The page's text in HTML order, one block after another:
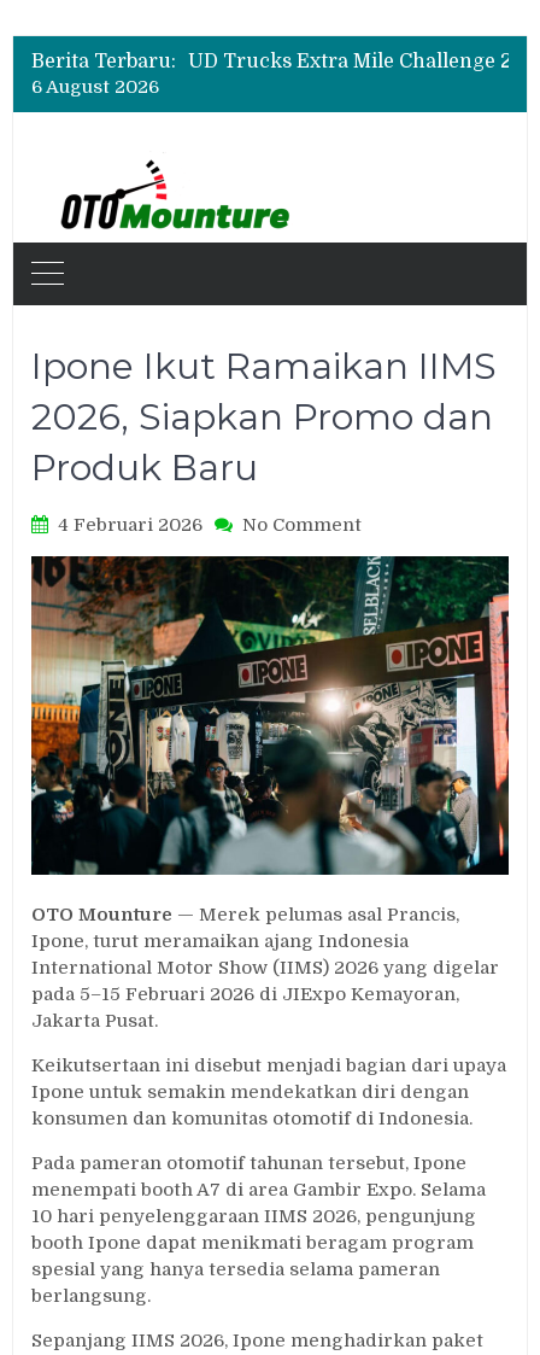
Berita Terbaru:
UD Trucks Extra Mile Challenge 2026 Lahirkan Pengemudi Truk Terbaik, Crisanto Melaju ke Jepang
Biaya Operasional Geely Starray EM-i Mulai Rp514 Ribu per Bulan, Jarak Tempuh Tembus 1.000 Km
6 August 2026
Ipone Ikut Ramaikan IIMS
2026, Siapkan Promo dan
Produk Baru
4 Februari 2026 No Commenton
Ikut
Ramaikan
IIMS
2026,
Siapkan
Promo
dan
Produk
Baru
OTO Mounture — Merek pelumas asal Prancis,
Ipone, turut meramaikan ajang Indonesia
International Motor Show (IIMS) 2026 yang digelar
pada 5–15 Februari 2026 di JIExpo Kemayoran,
Jakarta Pusat.
Keikutsertaan ini disebut menjadi bagian dari upaya
Ipone untuk semakin mendekatkan diri dengan
konsumen dan komunitas otomotif di Indonesia.
Pada pameran otomotif tahunan tersebut, Ipone
menempati booth A7 di area Gambir Expo. Selama
10 hari penyelenggaraan IIMS 2026, pengunjung
booth Ipone dapat menikmati beragam program
spesial yang hanya tersedia selama pameran
berlangsung.
Sepanjang IIMS 2026, Ipone menghadirkan paket